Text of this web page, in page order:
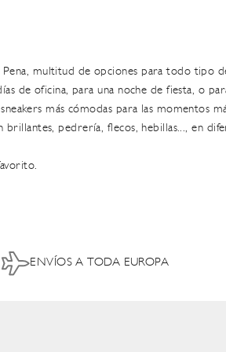
, multitud de opciones para todo tipo
de oficina, para una noche de fiesta, o
sneakers más cómodas para las momentos
brillantes, pedrería, flecos, hebillas..., en
ENVÍOS A TODA EUROPA